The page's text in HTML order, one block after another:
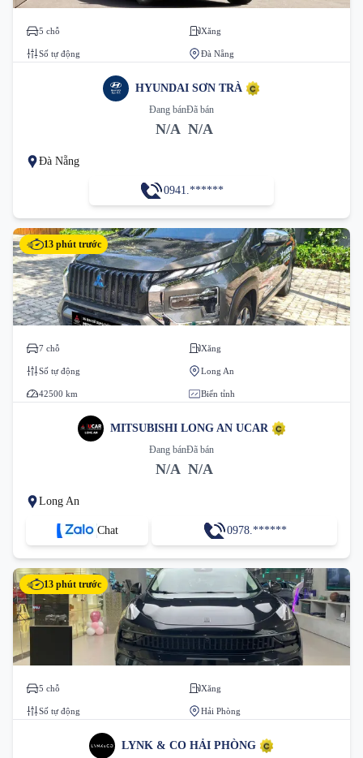
5 chỗ Xăng
Số tự động Đà Nẵng
HYUNDAI SƠN TRÀ
Đang bán
N/A
Đã bán
N/A
Đà Nẵng
0941.******
13 phút trước
7 chỗ Xăng
Số tự động Long An
42500 km Biển tỉnh
MITSUBISHI LONG AN UCAR
Đang bán
N/A
Đã bán
N/A
Long An
Chat 0978.******
13 phút trước
5 chỗ Xăng
Số tự động Hải Phòng
LYNK & CO HẢI PHÒNG